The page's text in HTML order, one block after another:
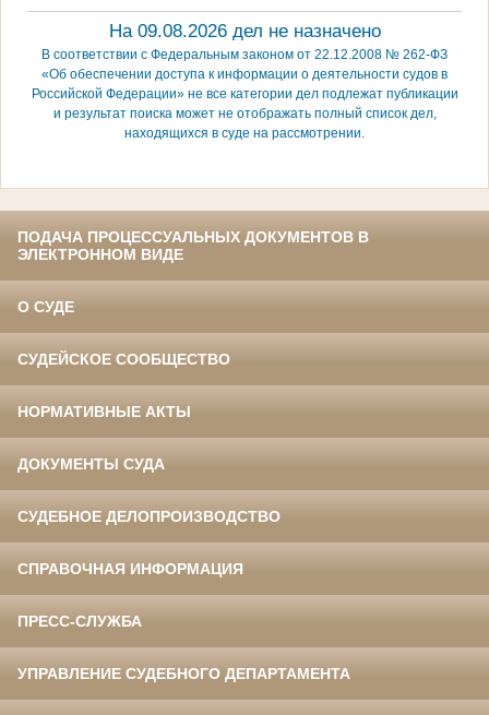
На 09.08.2026 дел не назначено
В соответствии с Федеральным законом от 22.12.2008 № 262-ФЗ
«Об обеспечении доступа к информации о деятельности судов в
Российской Федерации» не все категории дел подлежат публикации
и результат поиска может не отображать полный список дел,
находящихся в суде на рассмотрении.
ПОДАЧА ПРОЦЕССУАЛЬНЫХ ДОКУМЕНТОВ В
ЭЛЕКТРОННОМ ВИДЕ
О СУДЕ
СУДЕЙСКОЕ СООБЩЕСТВО
НОРМАТИВНЫЕ АКТЫ
ДОКУМЕНТЫ СУДА
СУДЕБНОЕ ДЕЛОПРОИЗВОДСТВО
СПРАВОЧНАЯ ИНФОРМАЦИЯ
ПРЕСС-СЛУЖБА
УПРАВЛЕНИЕ СУДЕБНОГО ДЕПАРТАМЕНТА